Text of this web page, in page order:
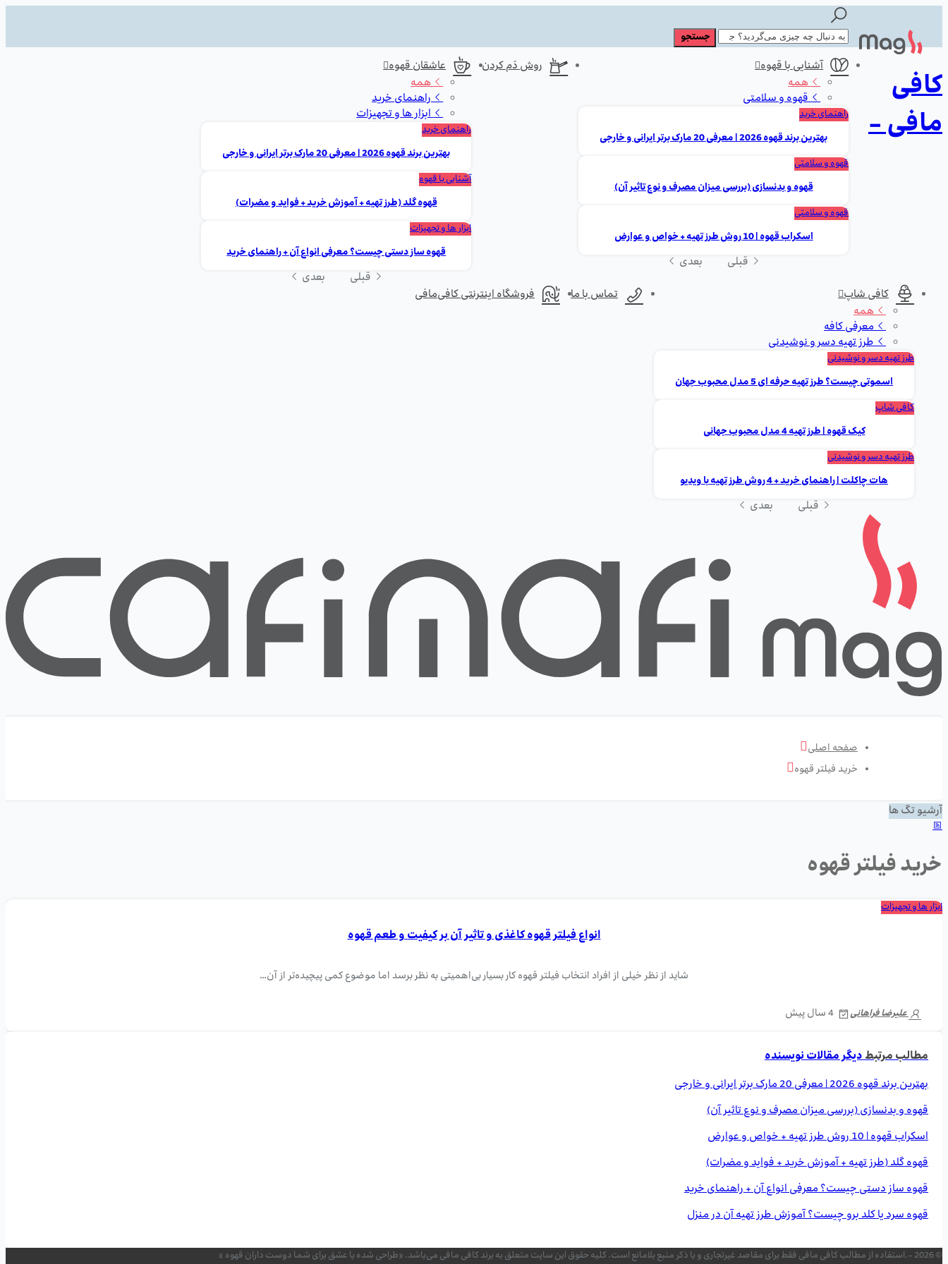
کافی
مافی -
آشنایی با قهوه
همه
قهوه و سلامتی
راهنمای خرید
بهترین برند قهوه 2026 | معرفی 20 مارک برتر ایرانی و خارجی
قهوه و سلامتی
قهوه و بدنسازی (بررسی میزان مصرف و نوع تاثیر آن)
قهوه و سلامتی
اسکراب قهوه | 10 روش طرز تهیه + خواص و عوارض
قبلی بعدی
روش دَم کردن
عاشقان قهوه
همه
راهنمای خرید
ابزار ها و تجهیزات
راهنمای خرید
بهترین برند قهوه 2026 | معرفی 20 مارک برتر ایرانی و خارجی
آشنایی با قهوه
قهوه گلد (طرز تهیه + آموزش خرید + فواید و مضرات)
ابزار ها و تجهیزات
قهوه ساز دستی چیست؟ معرفی انواع آن + راهنمای خرید
قبلی
بعدی
کافی شاپ
همه
معرفی کافه
طرز تهیه دسر و نوشیدنی
طرز تهیه دسر و نوشیدنی
اسموتی چیست؟ طرز تهیه حرفه ای 5 مدل محبوب جهان
کافی شاپ
کیک قهوه | طرز تهیه 4 مدل محبوب جهانی
طرز تهیه دسر و نوشیدنی
هات چاکلت | راهنمای خرید + 4 روش طرز تهیه با ویدیو
قبلی بعدی
تماس با ما فروشگاه اینترنتی کافی‌مافی
صفحه اصلی
خرید فیلتر قهوه
آرشیو تگ ها
خرید فیلتر قهوه
ابزار ها و تجهیزات
انواع فیلتر قهوه کاغذی و تاثیر آن بر کیفیت و طعم قهوه
شاید از نظر خیلی از افراد انتخاب فیلتر قهوه کار بسیار بی‌اهمیتی به نظر برسد اما موضوع کمی پیچیده‌تر از آن…
علیرضا فراهانی 4 سال پیش
مطالب مرتبطدیگر مقالات نویسنده
بهترین برند قهوه 2026 | معرفی 20 مارک برتر ایرانی و خارجی
قهوه و بدنسازی (بررسی میزان مصرف و نوع تاثیر آن)
اسکراب قهوه | 10 روش طرز تهیه + خواص و عوارض
قهوه گلد (طرز تهیه + آموزش خرید + فواید و مضرات)
قهوه ساز دستی چیست؟ معرفی انواع آن + راهنمای خرید
قهوه سرد یا کلد برو چیست؟ آموزش طرز تهیه آن در منزل
© 2026 -.استفاده از مطالب کافی مافی فقط برای مقاصد غیرتجاری و با ذکر منبع بلامانع است. کلیه حقوق این سایت متعلق به برند کافی مافی می‌باشد. «طراحی شده با عشق برای شما دوست داران قهوه »